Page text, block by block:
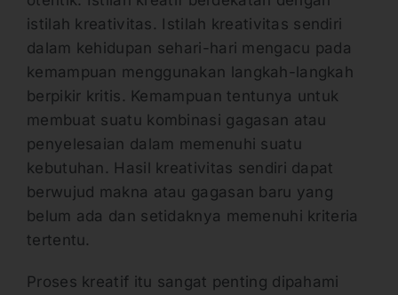
istilah kreativitas. Istilah kreativitas sendiri
dalam kehidupan sehari-hari mengacu pada
kemampuan menggunakan langkah-langkah
berpikir kritis. Kemampuan tentunya untuk
membuat suatu kombinasi gagasan atau
penyelesaian dalam memenuhi suatu
kebutuhan. Hasil kreativitas sendiri dapat
berwujud makna atau gagasan baru yang
belum ada dan setidaknya memenuhi kriteria
tertentu.
Proses kreatif itu sangat penting dipahami